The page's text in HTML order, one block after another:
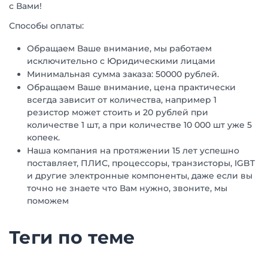
с Вами!
Способы оплаты:
Обращаем Ваше внимание, мы работаем
исключительно с Юридическими лицами
Минимальная сумма заказа: 50000 рублей.
Обращаем Ваше внимание, цена практически
всегда зависит от количества, например 1
резистор может стоить и 20 рублей при
количестве 1 шт, а при количестве 10 000 шт уже 5
копеек.
Наша компания на протяжении 15 лет успешно
поставляет, ПЛИС, процессоры, транзисторы, IGBT
и другие электронные компоненты, даже если вы
точно не знаете что Вам нужно, звоните, мы
поможем
Теги по теме